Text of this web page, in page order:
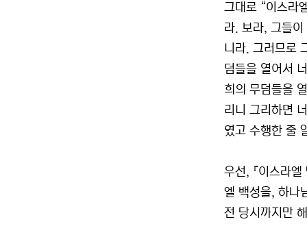
그대로 “이스라
라. 보라, 그들
니라. 그러므로
덤들을 열어서
희의 무덤들을
리니 그리하면
였고 수행한 줄
우선, 『이스라
엘 백성을, 하나
전 당시까지만